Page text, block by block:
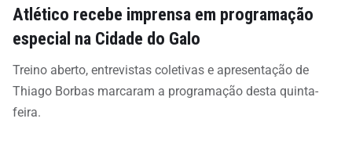
Atlético recebe imprensa em programação
especial na Cidade do Galo
Treino aberto, entrevistas coletivas e apresentação de
Thiago Borbas marcaram a programação desta quinta-
feira.